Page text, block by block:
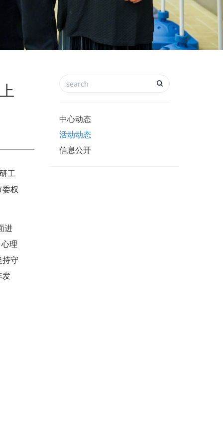
工
委权
进
理
持守
发
中心动态
活动动态
信息公开